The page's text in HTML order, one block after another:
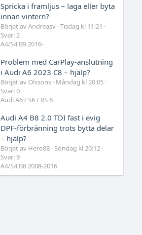
Spricka i framljus – laga eller byta
innan vintern?
Börjat av Andreasv Tisdag kl 11:21
Svar: 2
A4/S4 B9 2016-
Problem med CarPlay-anslutning
i Audi A6 2023 C8 – hjälp?
Börjat av Olssons Måndag kl 20:05
Svar: 0
Audi A6 / S6 / RS 6
Audi A4 B8 2.0 TDI fast i evig
DPF-förbränning trots bytta delar
– hjälp?
Börjat av Hero88 Söndag kl 20:12
Svar: 9
A4/S4 B8 2008-2016